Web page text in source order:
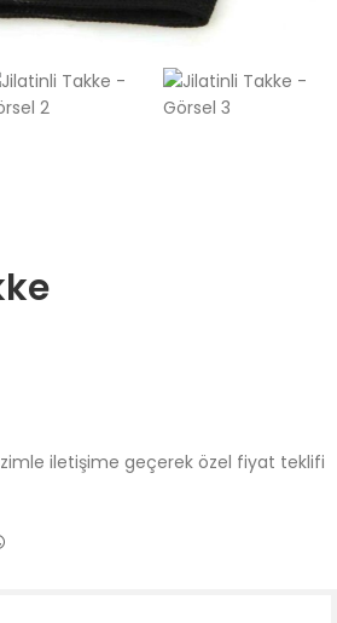
iletişime geçerek özel fiyat teklifi